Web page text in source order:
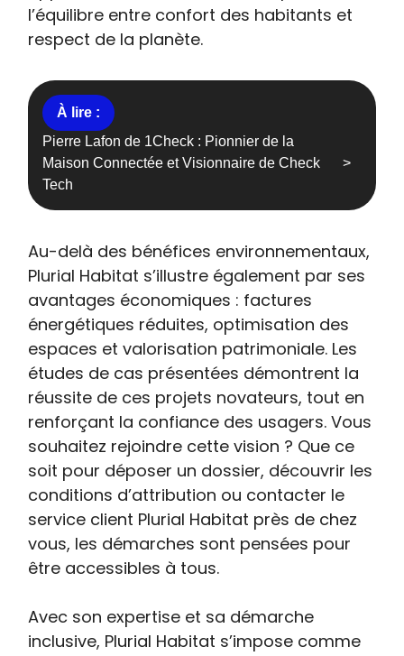
l’équilibre entre confort des habitants et
respect de la planète.
Pierre Lafon de 1Check : Pionnier de la
Maison Connectée et Visionnaire de Check
Tech
Au-delà des bénéfices environnementaux,
Plurial Habitat s’illustre également par ses
avantages économiques : factures
énergétiques réduites, optimisation des
espaces et valorisation patrimoniale. Les
études de cas présentées démontrent la
réussite de ces projets novateurs, tout en
renforçant la confiance des usagers. Vous
souhaitez rejoindre cette vision ? Que ce
soit pour déposer un dossier, découvrir les
conditions d’attribution ou contacter le
service client Plurial Habitat près de chez
vous, les démarches sont pensées pour
être accessibles à tous.
Avec son expertise et sa démarche
inclusive, Plurial Habitat s’impose comme